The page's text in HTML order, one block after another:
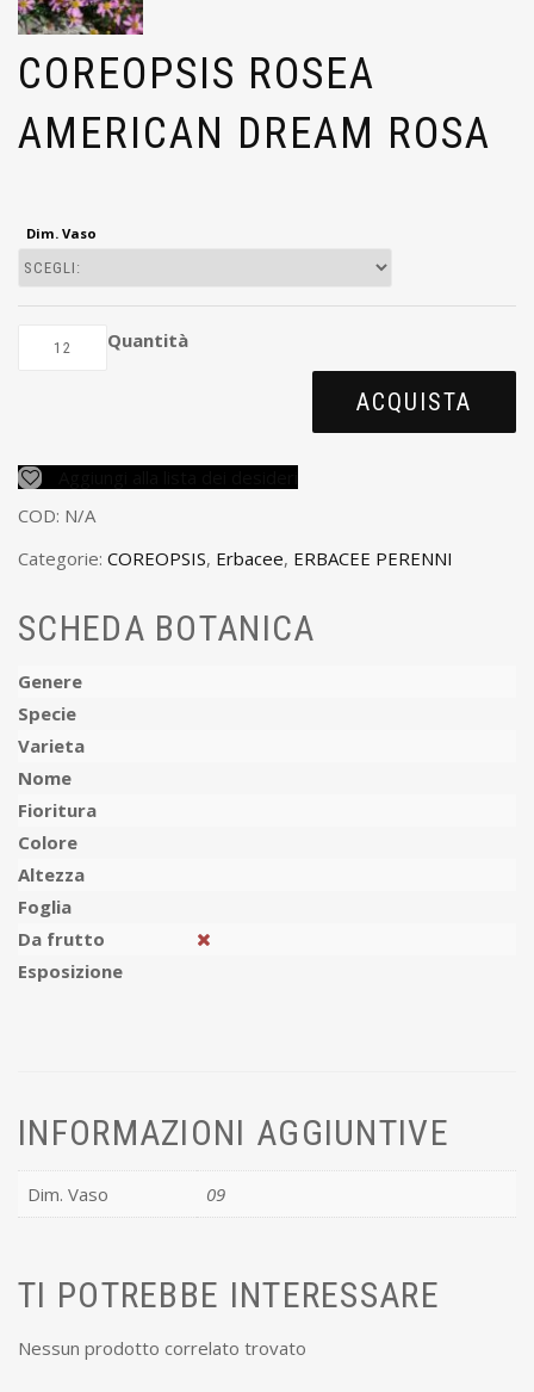
COREOPSIS ROSEA
AMERICAN DREAM ROSA
Dim. Vaso
Quantità
ACQUISTA
COD: N/A
Categorie: COREOPSIS, Erbacee, ERBACEE PERENNI
SCHEDA BOTANICA
Genere
Specie
Varieta
Nome
Fioritura
Colore
Altezza
Foglia
Da frutto
Esposizione
INFORMAZIONI AGGIUNTIVE
Dim. Vaso 09
TI POTREBBE INTERESSARE
Nessun prodotto correlato trovato